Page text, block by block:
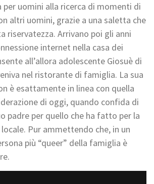
uomini alla ricerca di momenti di
altri uomini, grazie a una saletta che
riservatezza. Arrivano poi gli anni
internet nella casa dei
all’allora adolescente Giosuè di
nel ristorante di famiglia. La sua
è esattamente in linea con quella
di oggi, quando confida di
padre per quello che ha fatto per la
Pur ammettendo che, in un
più “queer” della famiglia è